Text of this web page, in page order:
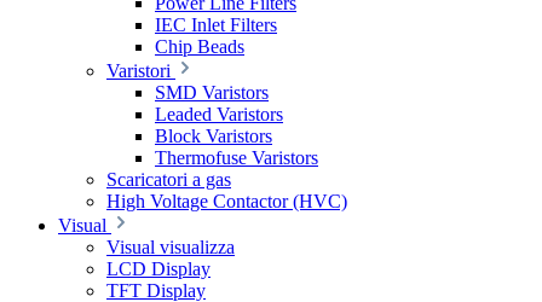
IEC Inlet Filters
Chip Beads
Varistori
SMD Varistors
Leaded Varistors
Block Varistors
Thermofuse Varistors
Scaricatori a gas
High Voltage Contactor (HVC)
Visual
Visual visualizza
LCD Display
TFT Display